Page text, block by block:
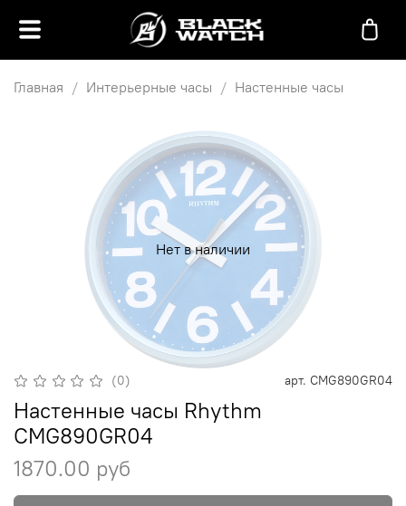
Главная Интерьерные часы Настенные часы
Нет в наличии
(0) арт. CMG890GR04
Настенные часы Rhythm
CMG890GR04
1870.00 руб